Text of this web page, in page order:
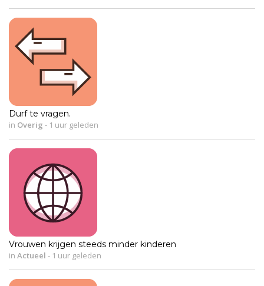
Durf te vragen.
in Overig - 1 uur geleden
Vrouwen krijgen steeds minder kinderen
in Actueel - 1 uur geleden